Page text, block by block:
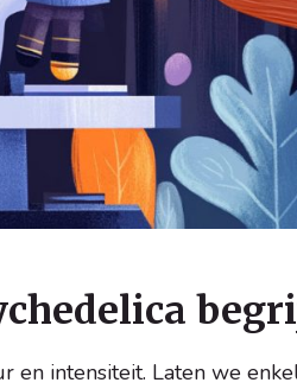
en intensiteit. Laten we